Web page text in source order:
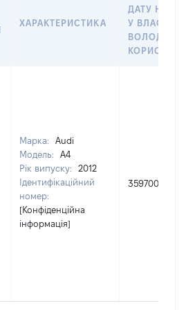
ХАРАКТЕРИСТИКА
ДАТУ
У
Марка:
Audi
Модель:
A4
Рік випуску:
2012
Ідентифікаційний
номер:
[Конфіденційна
інформація]
359700